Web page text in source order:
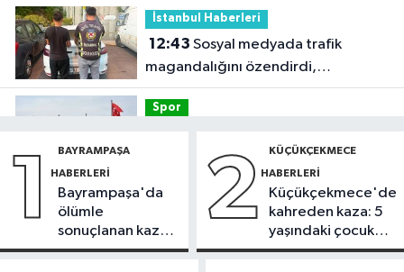
İstanbul Haberleri
12:43
magandalığını özendirdi,
ehliyetinden oldu: 72 bin lira ceza
Spor
VAR'ları açıklandı
Sağlık
teknolojiyle uzuv kayıpları önleniyor'
1 BAYRAMPAŞA
HABERLERI
Bayrampaşa'da
ölümle
sonuçlanan kaza:
Sürücü
2 KÜÇÜKÇEKMECE
HABERLERI
Küçükçekmece'de
kahreden kaza: 5
yaşındaki çocuk
yoğun bakımda